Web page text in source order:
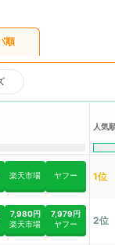
順
人気
楽天市場 ヤフー 1位
7,980円
楽天市場
7,979円
ヤフー
2位